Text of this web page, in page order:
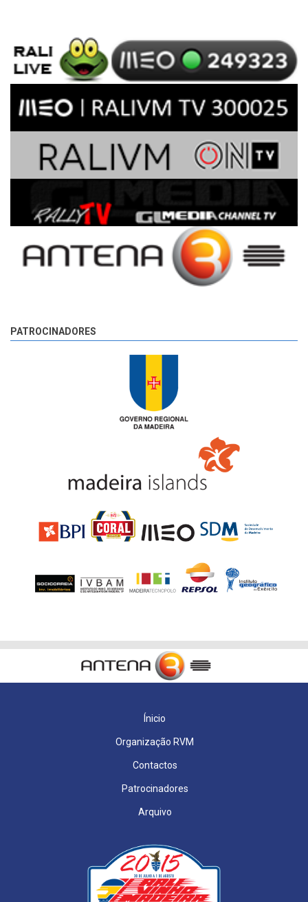
PATROCINADORES
Ínicio
Organização RVM
Contactos
Patrocinadores
Arquivo